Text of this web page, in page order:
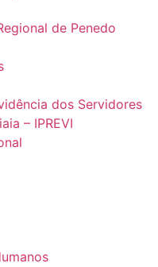
de Penedo
dos Servidores
– IPREVI